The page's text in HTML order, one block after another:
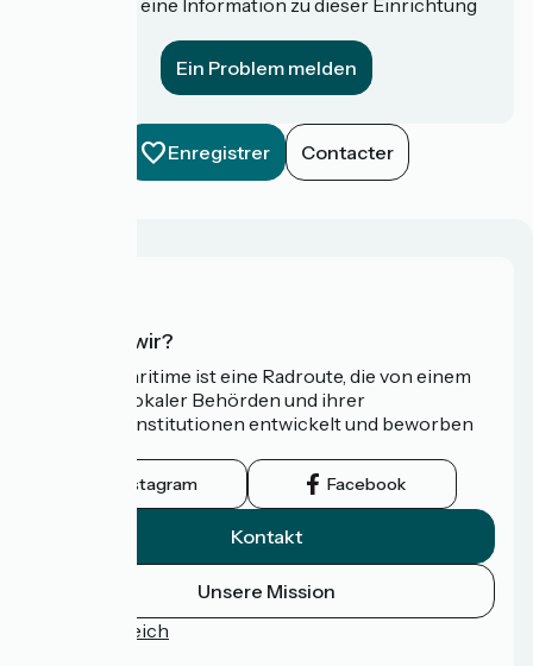
Ein Problem melden
Enregistrer Contacter
Wer sind wir?
Die Vélomaritime ist eine Radroute, die von einem
Netzwerk lokaler Behörden und ihrer
Tourismusinstitutionen entwickelt und beworben
Instagram Facebook
Kontakt
Unsere Mission
Pressebereich